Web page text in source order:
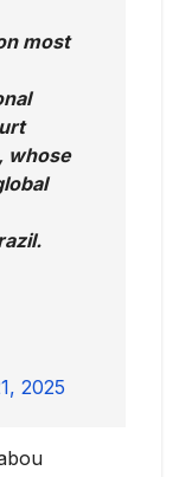
most
whose
2025